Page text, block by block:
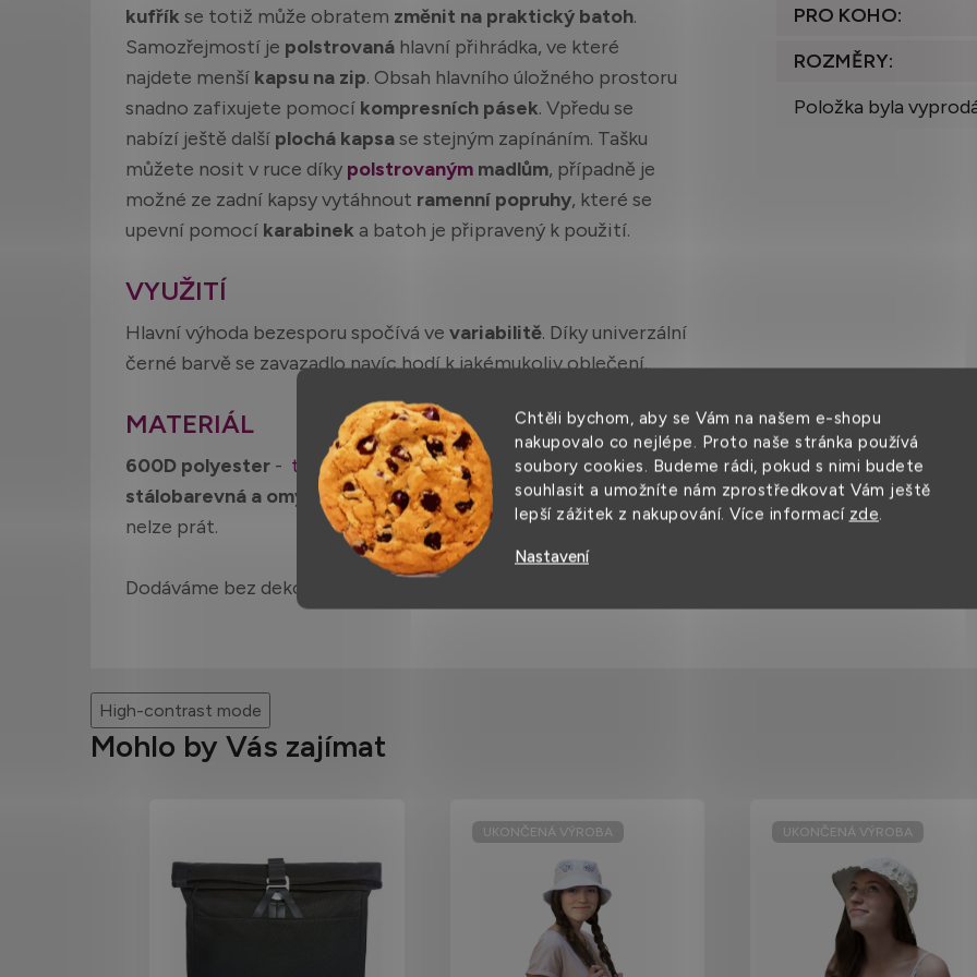
Chtěli bychom, aby se Vám na našem e-shopu
nakupovalo co nejlépe. Proto naše stránka používá
soubory cookies. Budeme rádi, pokud s nimi budete
souhlasit a umožníte nám zprostředkovat Vám ještě
lepší zážitek z nakupování. Více informací zde.
Nastavení
kufřík se totiž může obratem změnit na praktický batoh.
Samozřejmostí je polstrovaná hlavní přihrádka, ve které
najdete menší kapsu na zip. Obsah hlavního úložného prostoru
snadno zafixujete pomocí kompresních pásek. Vpředu se
nabízí ještě další plochá kapsase stejným zapínáním. Tašku
můžete nosit v ruce díky polstrovaným madlům, případně je
možné ze zadní kapsy vytáhnout ramenní popruhy, které se
upevní pomocí karabinek a batoh je připravený k použití.
VYUŽITÍ
Hlavní výhoda bezesporu spočívá ve variabilitě. Díky univerzální
černé barvě se zavazadlo navíc hodí k jakémukoliv oblečení.
MATERIÁL
600D polyester - tkaninas vysokou pevností, odolná,
stálobarevná a omyvatelná, tudíž i odolná proti vodě. Kufřík
nelze prát.
Dodáváme bez dekorace/obsahu.
PRO KOHO:
ROZMĚRY:
Položka byla
High-contrast mode
Mohlo by Vás zajímat
UKONČENÁ VÝROBA UKONČENÁ VÝROBA